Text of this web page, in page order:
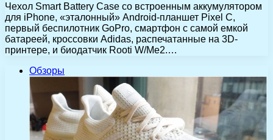
Чехол Smart Battery Case со встроенным аккумулятором
для iPhone, «эталонный» Android-планшет Pixel C,
первый беспилотник GoPro, смартфон с самой емкой
батареей, кроссовки Adidas, распечатанные на 3D-
принтере, и биодатчик Rooti W/Me2.…
Обзоры